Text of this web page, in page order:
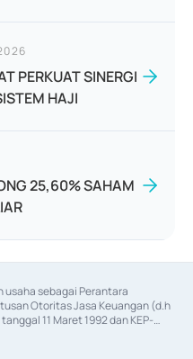
PERKUAT SINERGI
HAJI
25,60% SAHAM
usaha sebagai Perantara
Otoritas Jasa Keuangan (d.h
11 Maret 1992 dan KEP-
usaha sebagai Penjamin Emisi
Jasa Keuangan Nomor KEP-